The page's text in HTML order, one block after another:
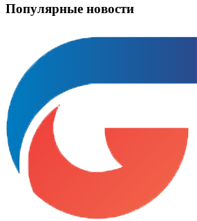
Популярные новости